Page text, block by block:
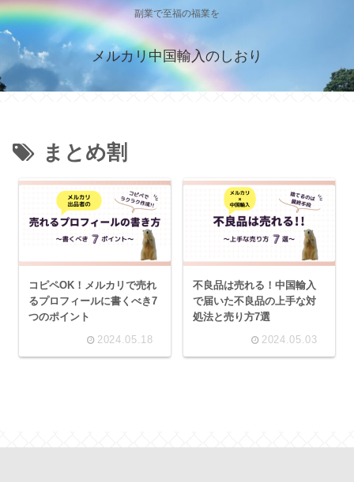
副業で至福の福業を
メルカリ中国輸入のしおり
まとめ割
コピペOK！メルカリで売れ
るプロフィールに書くべき7
つのポイント
2024.05.18
不良品は売れる！中国輸入
で届いた不良品の上手な対
処法と売り方7選
2024.05.03